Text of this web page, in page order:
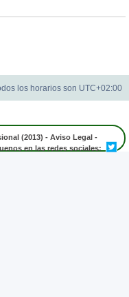
los horarios son UTC+02:00
(2013) - Aviso Legal -
en las redes sociales: